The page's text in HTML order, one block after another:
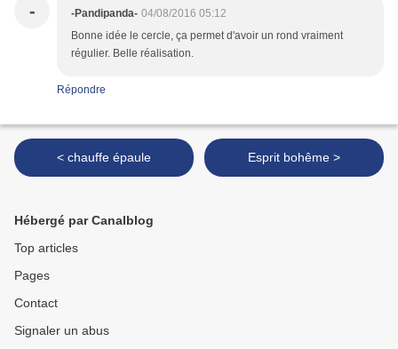
- -Pandipanda- 04/08/2016 05:12
Bonne idée le cercle, ça permet d'avoir un rond vraiment
régulier. Belle réalisation.
Répondre
< chauffe épaule Esprit bohême >
Hébergé par Canalblog
Top articles
Pages
Contact
Signaler un abus